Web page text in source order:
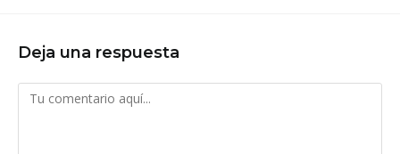
Deja una respuesta
Comentario